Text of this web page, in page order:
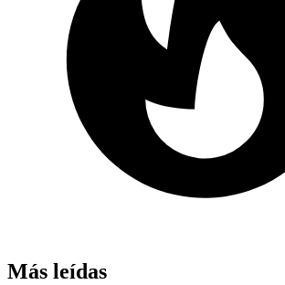
Más leídas